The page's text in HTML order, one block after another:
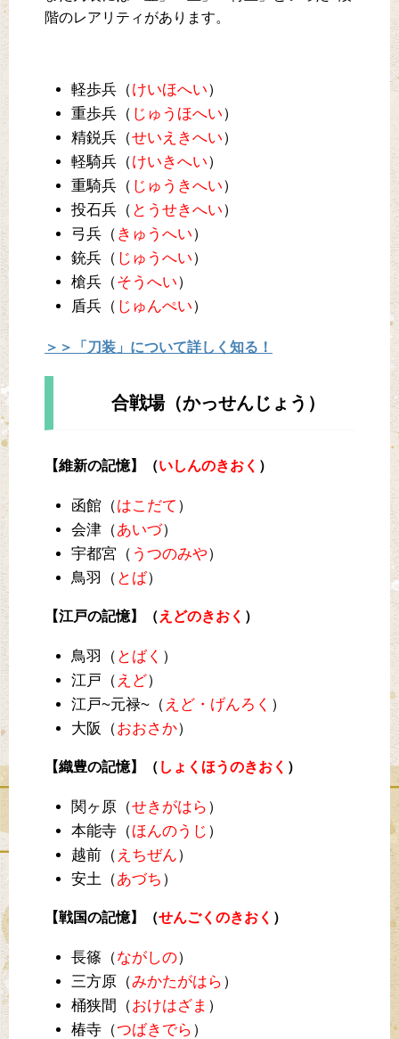
階のレアリティがあります。
軽歩兵（けいほへい）
重歩兵（ じゅうほへい）
精鋭兵（せいえきへい）
軽騎兵（けいきへい）
重騎兵（ じゅうきへい）
投石兵（ とうせきへい）
弓兵（ きゅうへい）
銃兵（ じゅうへい）
槍兵（そうへい）
盾兵（ じゅんぺい）
＞＞「刀装」について詳しく知る！
合戦場（かっせんじょう）
【維新の記憶】（いしんのきおく ）
函館（はこだて ）
会津（あいづ）
宇都宮（ うつのみや）
鳥羽（ とば）
【江戸の記憶】（えどのきおく ）
鳥羽（ とばく ）
江戸（ えど）
江戸~元禄~（ えど・げんろく ）
大阪（おおさか）
【織豊の記憶】（ しょくほうのきおく ）
関ヶ原（せきがはら ）
本能寺（ほんのうじ ）
越前（ えちぜん）
安土（あづち ）
【戦国の記憶】（せんごくのきおく ）
長篠（ながしの）
三方原（みかたがはら ）
桶狭間（おけはざま ）
椿寺（つばきでら ）